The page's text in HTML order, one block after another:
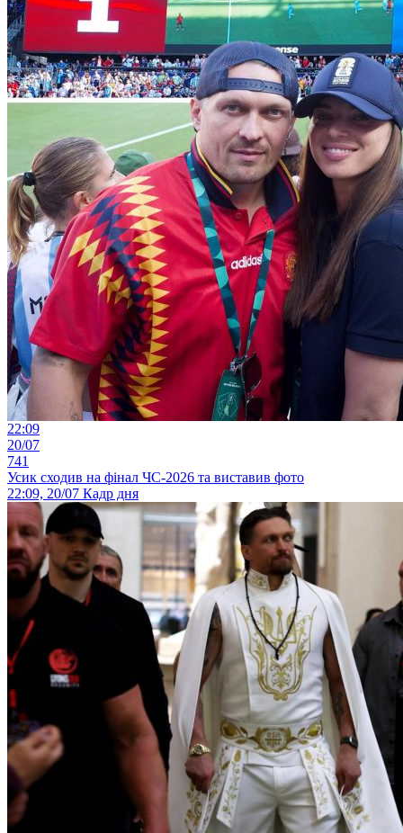
22:09
20/07
741
Усик сходив на фінал ЧС-2026 та виставив фото
22:09, 20/07 Кадр дня